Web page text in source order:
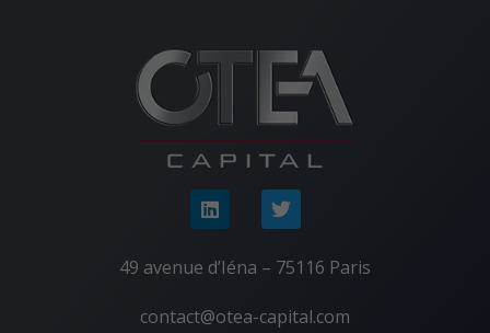
49 avenue d’Iéna – 75116 Paris
contact@otea-capital.com